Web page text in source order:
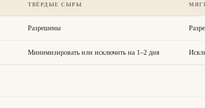
ТВЁРДЫЕ СЫРЫ
Разрешены
Минимизировать или исключить на 1–2 дня